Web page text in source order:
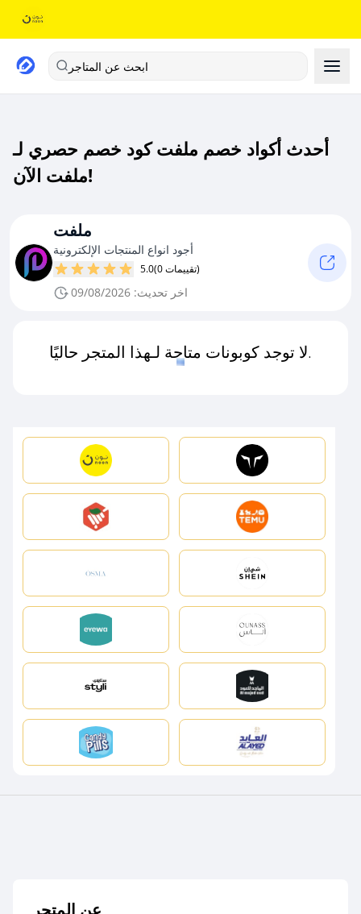
ابحث عن المتاجر
أحدث أكواد خصم ملفت كود خصم حصري لـ
ملفت الآن!
ملفت
أجود انواع المنتجات الإلكترونية
5.0 (0 تقييمات)
اخر تحديث: 09/08/2026
لا توجد كوبونات متاحة لـهذا المتجر حاليًا.
عن المتجر